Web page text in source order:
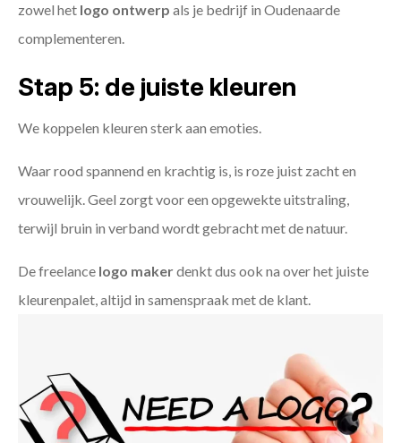
zowel het logo ontwerp als je bedrijf in Oudenaarde
complementeren.
Stap 5: de juiste kleuren
We koppelen kleuren sterk aan emoties.
Waar rood spannend en krachtig is, is roze juist zacht en
vrouwelijk. Geel zorgt voor een opgewekte uitstraling,
terwijl bruin in verband wordt gebracht met de natuur.
De freelance logo makerdenkt dus ook na over het juiste
kleurenpalet, altijd in samenspraak met de klant.